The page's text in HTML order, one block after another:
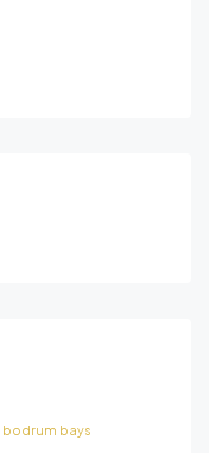
bodrum bays